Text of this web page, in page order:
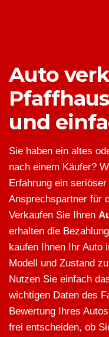
Auto
und
Sie haben ein altes
nach einem Käufer?
Erfahrung ein
Ansprechspartner für
Verkaufen Sie Ihren
erhalten die
kaufen Ihnen Ihr Auto
Modell und Zustand
Nutzen Sie einfach
wichtigen Daten des
Bewertung Ihres
frei entscheiden, ob